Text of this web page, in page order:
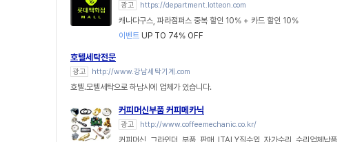
광고 https://department.lotteon.com
캐나다구스, 파라점퍼스 중복 할인 10% + 카드 할인 10%
이벤트 UP TO 74% OFF
호텔세탁전문
광고 http://www.강남세탁기계.com
호텔.모텔세탁으로 하남시에 업체가 있습니다.
커피머신부품 커피메카닉
광고 http://www.coffeemechanic.co.kr/
커피머신, 그라인더, 부품, 판매, ITALY직수입, 자가수리, 수리업체납품